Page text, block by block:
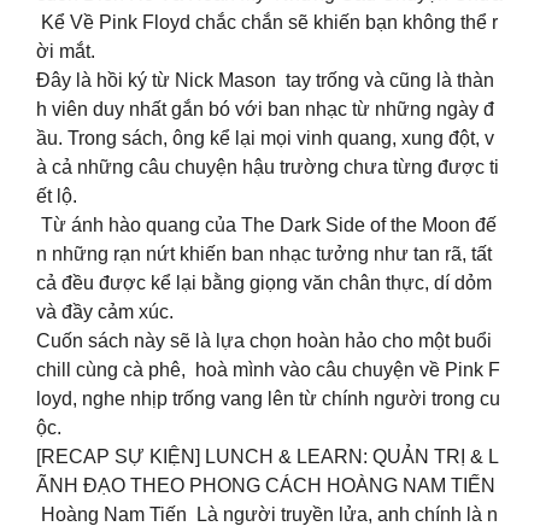
Kể Về Pink Floyd chắc chắn sẽ khiến bạn không thể r
ời mắt.
Đây là hồi ký từ Nick Mason tay trống và cũng là thàn
h viên duy nhất gắn bó với ban nhạc từ những ngày đ
ầu. Trong sách, ông kể lại mọi vinh quang, xung đột, v
à cả những câu chuyện hậu trường chưa từng được ti
ết lộ.
Từ ánh hào quang của The Dark Side of the Moon đế
n những rạn nứt khiến ban nhạc tưởng như tan rã, tất
cả đều được kể lại bằng giọng văn chân thực, dí dỏm
và đầy cảm xúc.
Cuốn sách này sẽ là lựa chọn hoàn hảo cho một buổi
chill cùng cà phê, hoà mình vào câu chuyện về Pink F
loyd, nghe nhịp trống vang lên từ chính người trong cu
ộc.
[RECAP SỰ KIỆN] LUNCH & LEARN: QUẢN TRỊ & L
ÃNH ĐẠO THEO PHONG CÁCH HOÀNG NAM TIẾN
Hoàng Nam Tiến Là người truyền lửa, anh chính là n